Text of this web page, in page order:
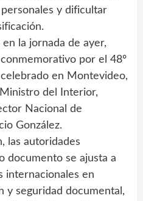
y dificultar
la jornada de ayer,
por el 48º
en Montevideo,
del Interior,
Nacional de
González.
las autoridades
documento se ajusta a
internacionales en
y seguridad documental,